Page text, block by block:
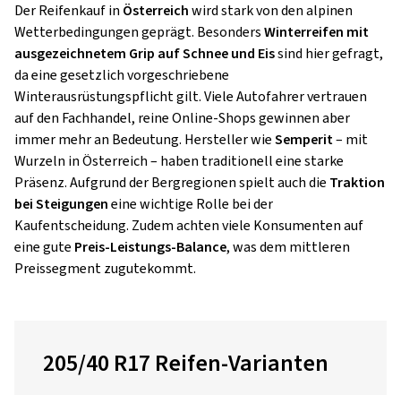
Der Reifenkauf in Österreichwird stark von den alpinen
Wetterbedingungen geprägt. BesondersWinterreifen mit
ausgezeichnetem Grip auf Schnee und Eissind hier gefragt,
da eine gesetzlich vorgeschriebene
Winterausrüstungspflicht gilt. Viele Autofahrer vertrauen
auf den Fachhandel, reine Online-Shops gewinnen aber
immer mehr an Bedeutung. Hersteller wieSemperit– mit
Wurzeln in Österreich – haben traditionell eine starke
Präsenz. Aufgrund der Bergregionen spielt auch die Traktion
bei Steigungeneine wichtige Rolle bei der
Kaufentscheidung. Zudem achten viele Konsumenten auf
eine gute Preis-Leistungs-Balance, was dem mittleren
Preissegment zugutekommt.
205/40 R17 Reifen-Varianten